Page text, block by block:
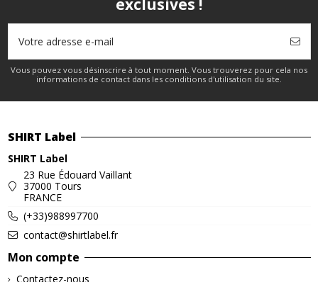
exclusives !
Vous pouvez vous désinscrire à tout moment. Vous trouverez pour cela nos
informations de contact dans les conditions d'utilisation du site.
SHIRT Label
SHIRT Label
23 Rue Édouard Vaillant
37000 Tours
FRANCE
(+33)988997700
contact@shirtlabel.fr
Mon compte
Contactez-nous